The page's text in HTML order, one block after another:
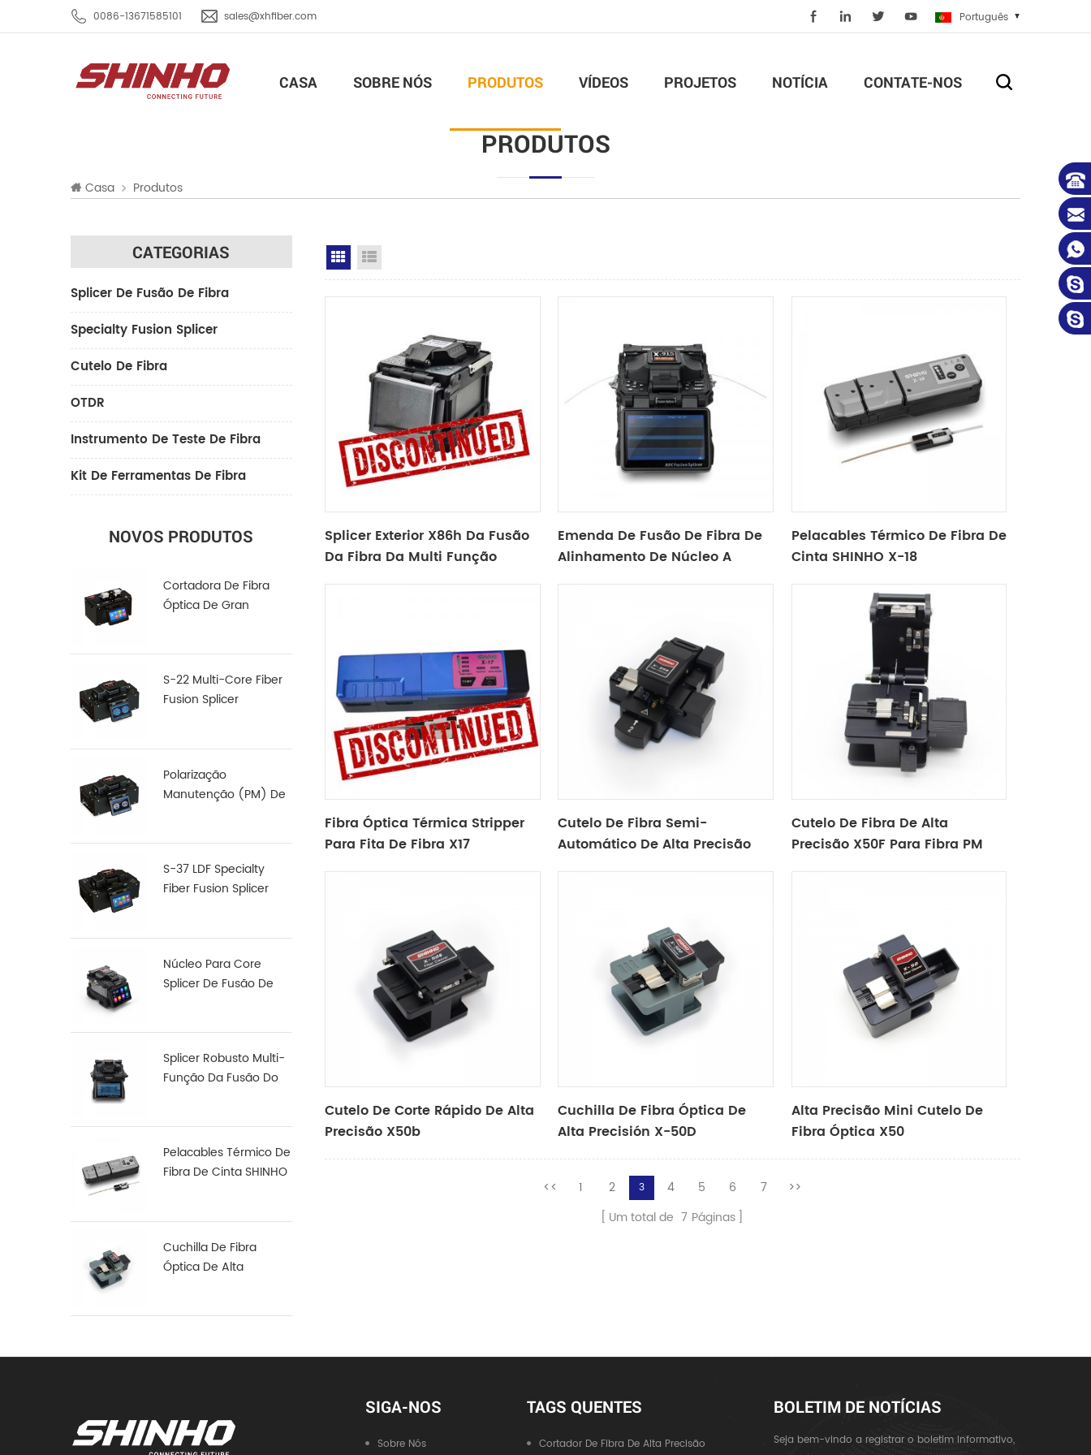
0086-13671585101 sales@xhfiber.com Português
CASA SOBRE NÓS PRODUTOS VÍDEOS PROJETOS NOTÍCIA CONTATE-NOS
PRODUTOS
Casa Produtos
CATEGORIAS
Splicer De Fusão De Fibra
Specialty Fusion Splicer
Cutelo De Fibra
OTDR
Instrumento De Teste De Fibra
Kit De Ferramentas De Fibra
NOVOS PRODUTOS
Cortadora De Fibra
Óptica De Gran
S-22 Multi-Core Fiber
Fusion Splicer
Polarização
Manutenção (PM) De
S-37 LDF Specialty
Fiber Fusion Splicer
Núcleo Para Core
Splicer De Fusão De
Splicer Robusto Multi-
Função Da Fusão Do
Pelacables Térmico De
Fibra De Cinta SHINHO
Cuchilla De Fibra
Óptica De Alta
Grid View
Splicer Exterior X86h Da Fusão
Da Fibra Da Multi Função
Emenda De Fusão De Fibra De
Alinhamento De Núcleo A
Pelacables Térmico De Fibra De
Cinta SHINHO X-18
Fibra Óptica Térmica Stripper
Para Fita De Fibra X17
Cutelo De Fibra Semi-
Automático De Alta Precisão
Cutelo De Fibra De Alta
Precisão X50F Para Fibra PM
Cutelo De Corte Rápido De Alta
Precisão X50b
Cuchilla De Fibra Óptica De
Alta Precisión X-50D
Alta Precisão Mini Cutelo De
Fibra Óptica X50
<< 1 2 3 4 5 6 7
>>
Um total de 7 Páginas
SIGA-NOS
Sobre Nós
TAGS QUENTES
Cortador De Fibra De Alta Precisão
BOLETIM DE NOTÍCIAS
Seja bem-vindo a registrar o boletim informativo,